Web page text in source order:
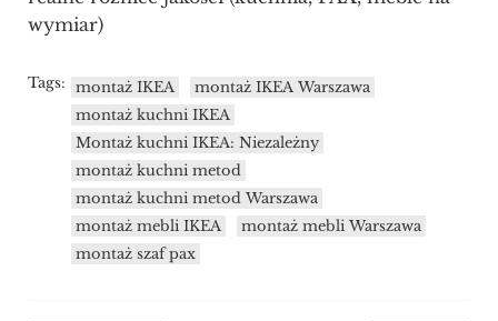
wymiar)
Tags: montaż IKEA
montaż IKEA Warszawa
montaż kuchni IKEA
Montaż kuchni IKEA: Niezależny
montaż kuchni metod
montaż kuchni metod Warszawa
montaż mebli IKEA
montaż mebli Warszawa
montaż szaf pax